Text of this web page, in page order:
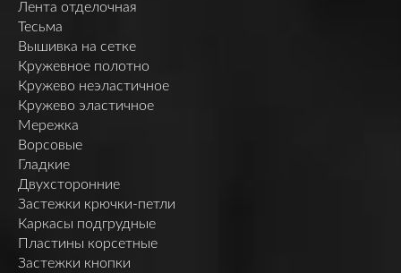
Лента отделочная
Тесьма
Вышивка на сетке
Кружевное полотно
Кружево неэластичное
Кружево эластичное
Мережка
Ворсовые
Гладкие
Двухсторонние
Застежки крючки-петли
Каркасы подгрудные
Пластины корсетные
Застежки кнопки